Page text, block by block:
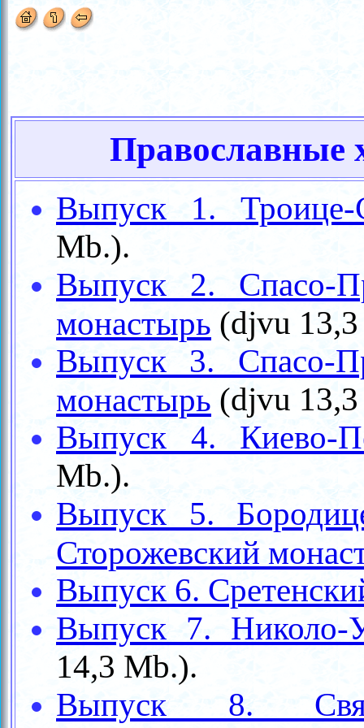
Православные
Выпуск 1. Троице-
Mb.).
Выпуск 2. Спасо-
монастырь (djvu 13,3
Выпуск 3. Спасо-
монастырь (djvu 13,3
Выпуск 4. Киево-
Mb.).
Выпуск 5.
Сторожевский
Выпуск 6.
Выпуск 7. Николо-
14,3 Mb.).
Выпуск 8.